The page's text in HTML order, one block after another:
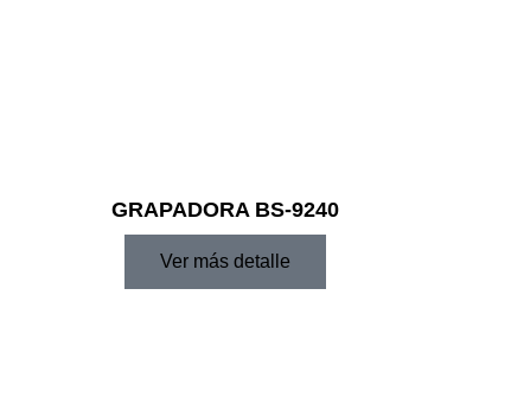
GRAPADORA BS-9240
Ver más detalle